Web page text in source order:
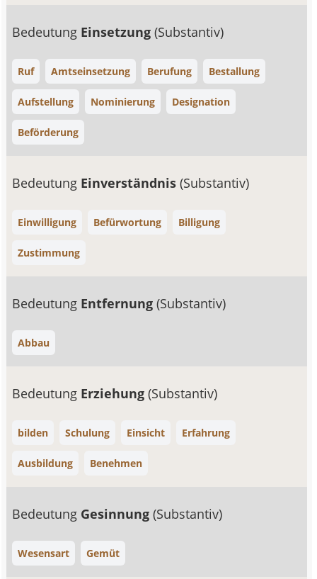
Bedeutung Einsetzung(Substantiv)
Ruf Amtseinsetzung Berufung Bestallung
Aufstellung Nominierung Designation
Beförderung
Bedeutung Einverständnis(Substantiv)
Einwilligung Befürwortung Billigung
Zustimmung
Bedeutung Entfernung(Substantiv)
Abbau
Bedeutung Erziehung(Substantiv)
bilden Schulung Einsicht Erfahrung
Ausbildung Benehmen
Bedeutung Gesinnung(Substantiv)
Wesensart Gemüt